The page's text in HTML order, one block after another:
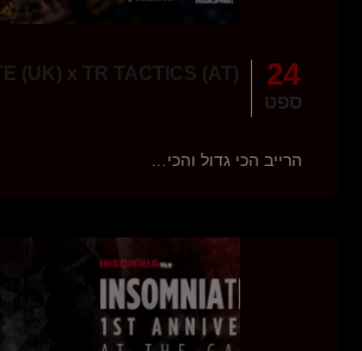
24
ספט
(UK) x TR TACTICS (AT)
הרייב הכי גדול והכי…